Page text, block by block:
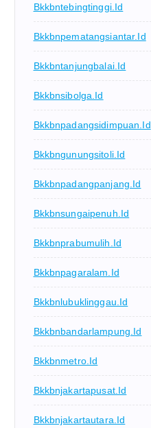
Bkkbntebingtinggi.id
Bkkbnpematangsiantar.id
Bkkbntanjungbalai.id
Bkkbnsibolga.id
Bkkbnpadangsidimpuan.id
Bkkbngunungsitoli.id
Bkkbnpadangpanjang.id
Bkkbnsungaipenuh.id
Bkkbnprabumulih.id
Bkkbnpagaralam.id
Bkkbnlubuklinggau.id
Bkkbnbandarlampung.id
Bkkbnmetro.id
Bkkbnjakartapusat.id
Bkkbnjakartautara.id